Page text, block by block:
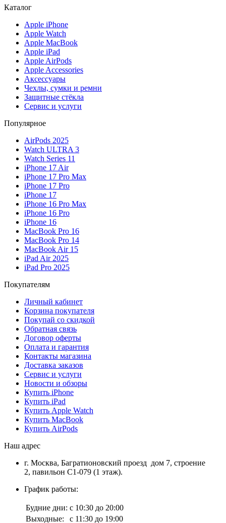
Каталог
Apple iPhone
Apple Watch
Apple MacBook
Apple iPad
Apple AirPods
Apple Accessories
Аксессуары
Чехлы, сумки и ремни
Защитные стёкла
Сервис и услуги
Популярное
AirPods 2025
Watch ULTRA 3
Watch Series 11
iPhone 17 Air
iPhone 17 Pro Max
iPhone 17 Pro
iPhone 17
iPhone 16 Pro Max
iPhone 16 Pro
iPhone 16
MacBook Pro 16
MacBook Pro 14
MacBook Air 15
iPad Air 2025
iPad Pro 2025
Покупателям
Личный кабинет
Корзина покупателя
Покупай со скидкой
Обратная связь
Договор оферты
Оплата и гарантия
Контакты магазина
Доставка заказов
Сервис и услуги
Новости и обзоры
Купить iPhone
Купить iPad
Купить Apple Watch
Купить MacBook
Купить AirPods
Наш адрес
г. Москва, Багратионовский проезд дом 7, строение
2, павильон С1-079 (1 этаж).
График работы:
Будние дни: с 10:30 до 20:00
Выходные:
с 11:30 до 19:00